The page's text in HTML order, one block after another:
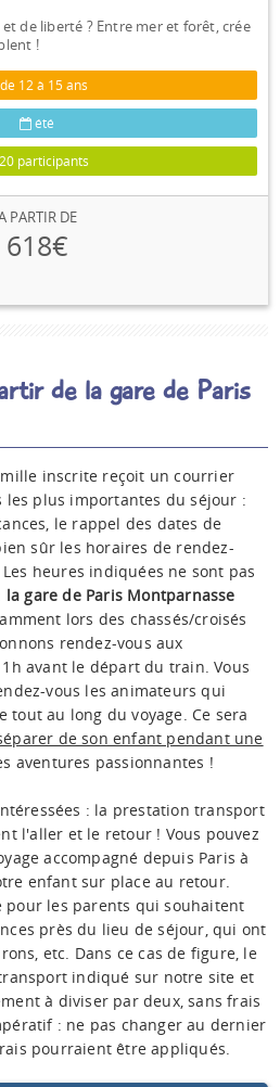
de liberté ? Entre mer et forêt, crée
!
de 12 à 15 ans
été
participants
PARTIR DE
618€
de la gare de Paris
inscrite reçoit un courrier
plus importantes du séjour :
le rappel des dates de
sûr les horaires de rendez-
heures indiquées ne sont pas
la gare de Paris Montparnasse
lors des chassés/croisés
rendez-vous aux
avant le départ du train. Vous
vous les animateurs qui
tout au long du voyage. Ce sera
de son enfant pendant une
aventures passionnantes !
: la prestation transport
l'aller et le retour ! Vous pouvez
accompagné depuis Paris à
enfant sur place au retour.
pour les parents qui souhaitent
près du lieu de séjour, qui ont
etc. Dans ce cas de figure, le
indiqué sur notre site et
à diviser par deux, sans frais
: ne pas changer au dernier
pourraient être appliqués.